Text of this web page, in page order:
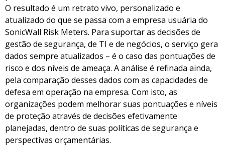
O resultado é um retrato vivo, personalizado e
atualizado do que se passa com a empresa usuária do
SonicWall Risk Meters. Para suportar as decisões de
gestão de segurança, de TI e de negócios, o serviço gera
dados sempre atualizados – é o caso das pontuações de
risco e dos níveis de ameaça. A análise é refinada ainda,
pela comparação desses dados com as capacidades de
defesa em operação na empresa. Com isto, as
organizações podem melhorar suas pontuações e níveis
de proteção através de decisões efetivamente
planejadas, dentro de suas políticas de segurança e
perspectivas orçamentárias.